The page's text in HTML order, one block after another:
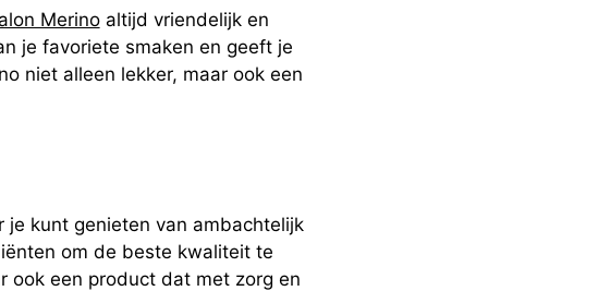
Merinoaltijd vriendelijk en
je favoriete smaken en geeft je
niet alleen lekker, maar ook een
je kunt genieten van ambachtelijk
om de beste kwaliteit te
ook een product dat met zorg en